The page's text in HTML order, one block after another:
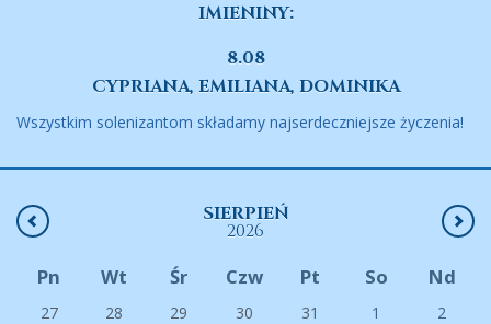
IMIENINY:
8.08
CYPRIANA, EMILIANA, DOMINIKA
Wszystkim solenizantom składamy najserdeczniejsze życzenia!
SIERPIEŃ
2026
Pn Wt Śr Czw Pt So Nd
27 28 29 30 31 1
2